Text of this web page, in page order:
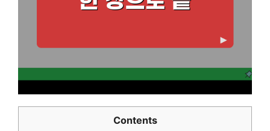
Contents